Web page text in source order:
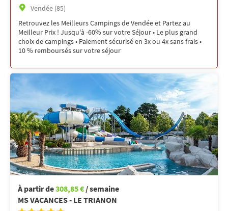
Vendée (85)
Retrouvez les Meilleurs Campings de Vendée et Partez au
Meilleur Prix ! Jusqu'à -60% sur votre Séjour • Le plus grand
choix de campings • Paiement sécurisé en 3x ou 4x sans frais •
10 % remboursés sur votre séjour
À partir de308,85 € / semaine
MS VACANCES - LE TRIANON